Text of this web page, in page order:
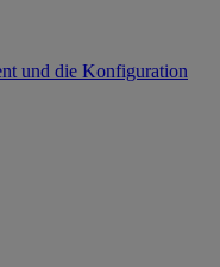
und die Konfiguration